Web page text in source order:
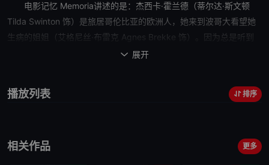
电影记忆 Memoria讲述的是：杰西卡·霍兰德（蒂尔达·斯文顿
Tilda Swinton 饰）是旅居哥伦比亚的欧洲人，她来到 波哥大看望她
生病的姐姐
（艾格尼丝·布雷克 Agnes Brekke 饰）。因为总是听到
奇怪的巨响，于是她试图去找寻幻听的根源，并由此开始了一场由幻
 展开
播放列表 排序
相关作品 更多